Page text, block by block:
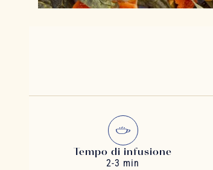
Tempo di infusione
2-3 min